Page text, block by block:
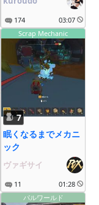
174
03:07
Scrap Mechanic
7
眠くなるまでメカニ
ック
ヴァギサイ
11
01:28
パルワールド